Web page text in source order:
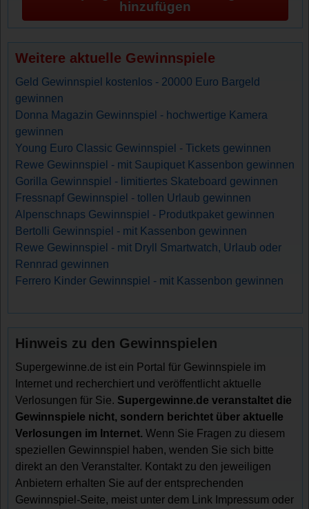
hinzufügen
Weitere aktuelle Gewinnspiele
Geld Gewinnspiel kostenlos - 20000 Euro Bargeld
gewinnen
Donna Magazin Gewinnspiel - hochwertige Kamera
gewinnen
Young Euro Classic Gewinnspiel - Tickets gewinnen
Rewe Gewinnspiel - mit Saupiquet Kassenbon gewinnen
Gorilla Gewinnspiel - limitiertes Skateboard gewinnen
Fressnapf Gewinnspiel - tollen Urlaub gewinnen
Alpenschnaps Gewinnspiel - Produtkpaket gewinnen
Bertolli Gewinnspiel - mit Kassenbon gewinnen
Rewe Gewinnspiel - mit Dryll Smartwatch, Urlaub oder
Rennrad gewinnen
Ferrero Kinder Gewinnspiel - mit Kassenbon gewinnen
Hinweis zu den Gewinnspielen
Supergewinne.de ist ein Portal für Gewinnspiele im
Internet und recherchiert und veröffentlicht aktuelle
Verlosungen für Sie. Supergewinne.de veranstaltet die
Gewinnspiele nicht, sondern berichtet über aktuelle
Verlosungen im Internet. Wenn Sie Fragen zu diesem
speziellen Gewinnspiel haben, wenden Sie sich bitte
direkt an den Veranstalter. Kontakt zu den jeweiligen
Anbietern erhalten Sie auf der entsprechenden
Gewinnspiel-Seite, meist unter dem Link Impressum oder